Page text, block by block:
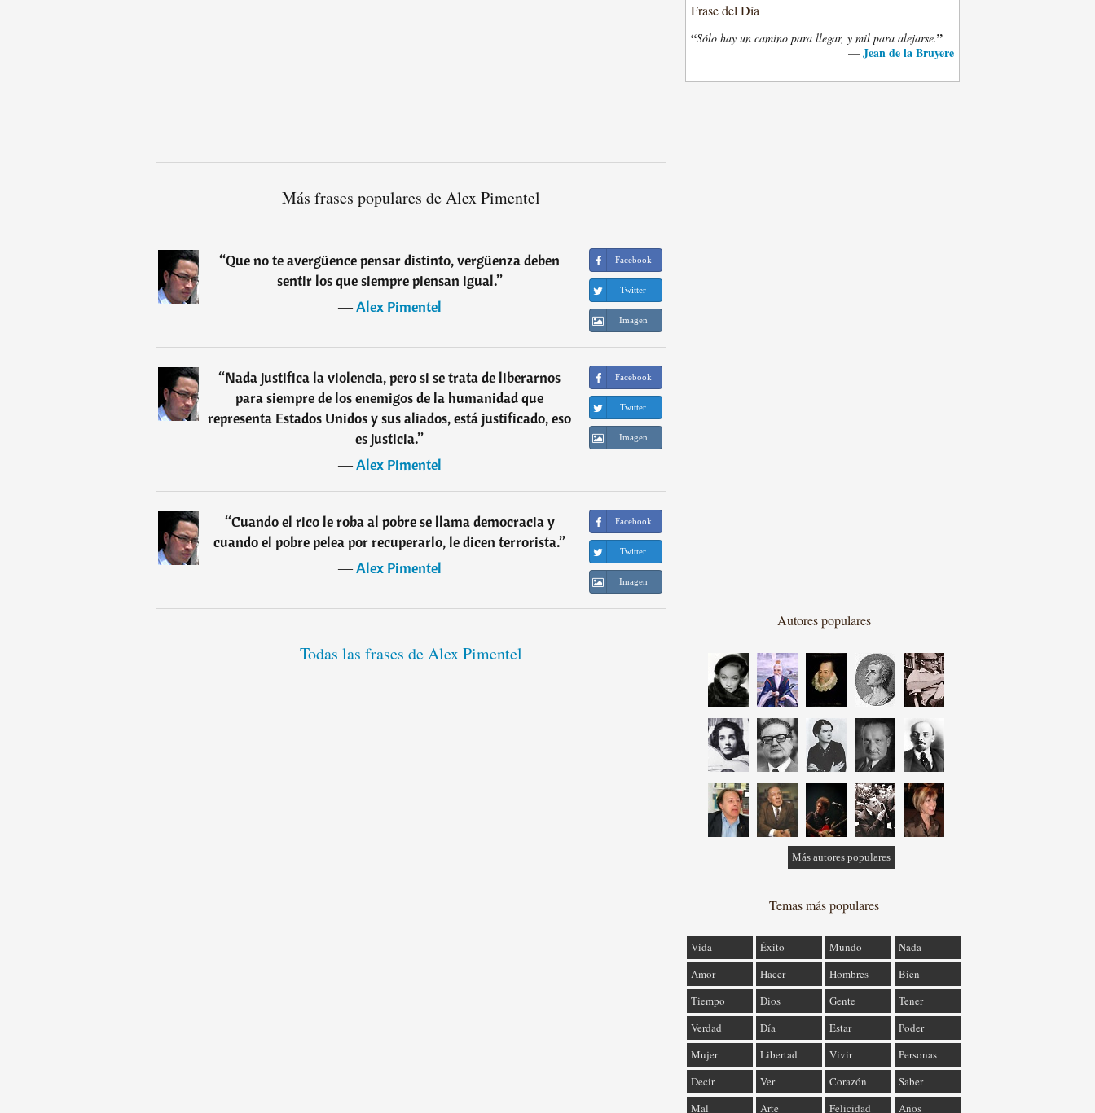
Más frases populares de Alex Pimentel
“Que no te avergüence pensar distinto, vergüenza deben
sentir los que siempre piensan igual.”
―Alex Pimentel
Facebook
Twitter
Imagen
“Nada justifica la violencia, pero si se trata de liberarnos
para siempre de los enemigos de la humanidad que
representa Estados Unidos y sus aliados, está justificado, eso
es justicia.”
―Alex Pimentel
Facebook
Twitter
Imagen
“Cuando el rico le roba al pobre se llama democracia y
cuando el pobre pelea por recuperarlo, le dicen terrorista.”
―Alex Pimentel
Facebook
Twitter
Imagen
Todas las frases de Alex Pimentel
Frase del Día
“Sólo hay un camino para llegar, y mil para alejarse.”
— Jean de la Bruyere
Autores populares
Más autores populares
Temas más populares
Vida Éxito Mundo
Nada
Amor
Hacer Hombres
Bien
Tiempo
Dios Gente
Tener
Verdad
Día Estar
Poder
Mujer
Libertad Vivir
Personas
Decir
Ver Corazón
Saber
Mal
Arte Felicidad Años